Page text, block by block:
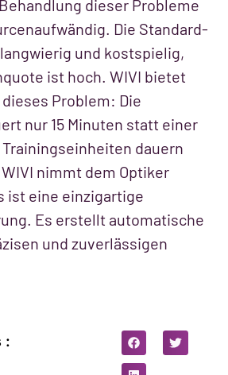
dieser Probleme
Die Standard-
und kostspielig,
ist hoch. WIVI bietet
Problem: Die
nur 15 Minuten statt einer
dauern
nimmt dem Optiker
ist eine einzigartige
Es erstellt automatische
und zuverlässigen
: